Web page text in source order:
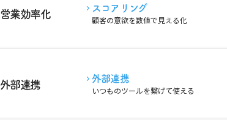
営業効率化
スコアリング
顧客の意欲を数値で見える化
外部連携
外部連携
いつものツールを繋げて使える